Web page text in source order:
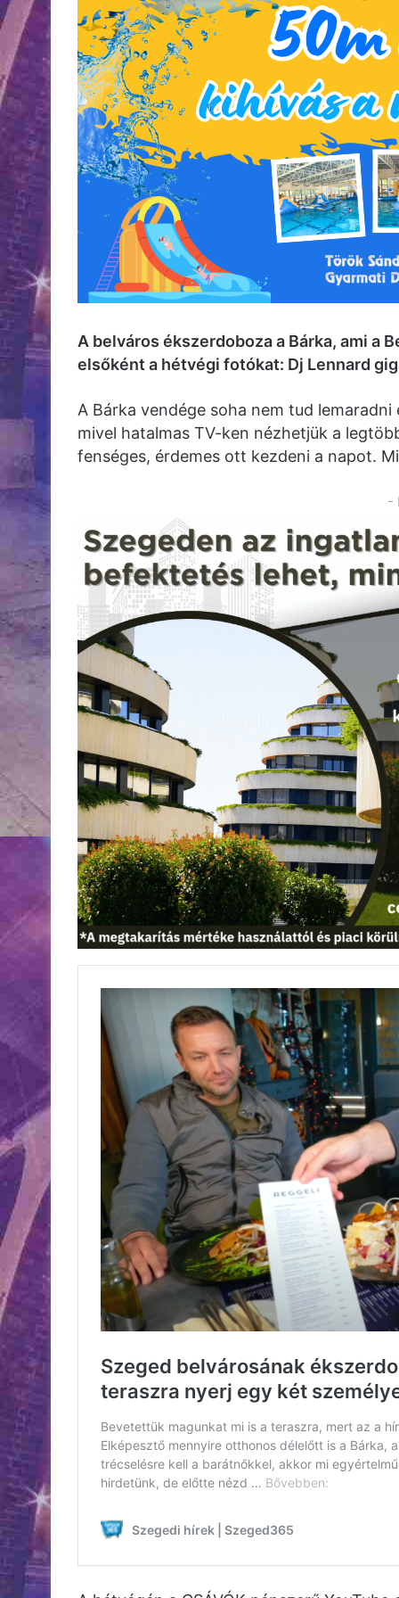
A belváros ékszerdoboza a Bárka, ami a
elsőként a hétvégi fotókat: Dj Lennard
A Bárka vendége soha nem tud
mivel hatalmas TV-ken nézhetjük a
fenséges, érdemes ott kezdeni a napot.
-